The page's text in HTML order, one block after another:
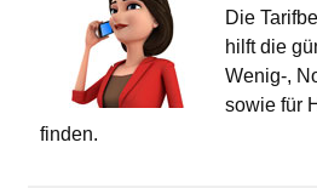
Die
hilft die
Wenig-,
sowie für
finden.